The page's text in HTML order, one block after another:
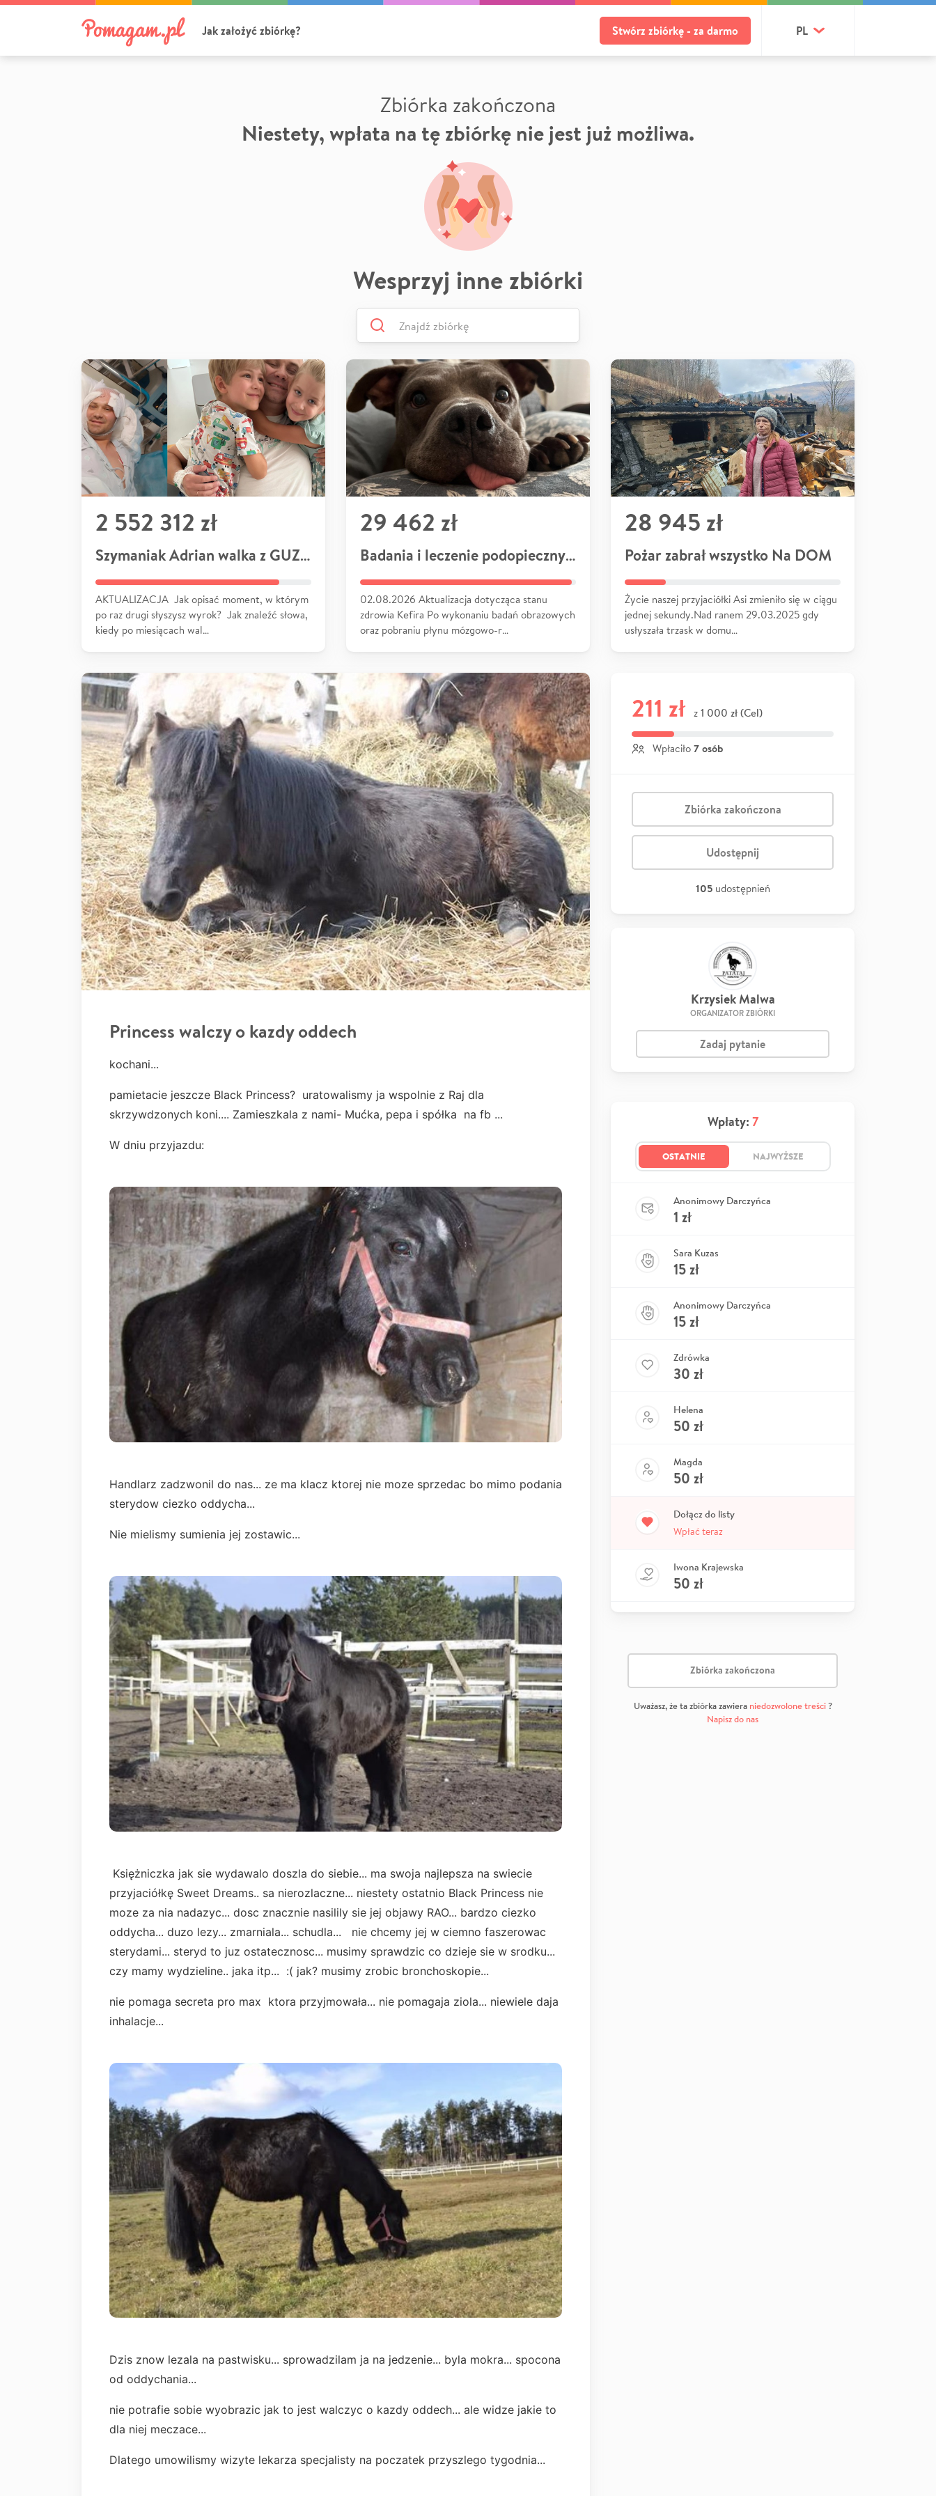
Jak założyć zbiórkę? Stwórz zbiórkę - za darmo PL
Zbiórka zakończona
Niestety, wpłata na tę zbiórkę nie jest już możliwa.
Wesprzyj inne zbiórki
2 552 312 zł
Szymaniak Adrian walka z GUZEM
AKTUALIZACJA Jak opisać moment, w którym
po raz drugi słyszysz wyrok? Jak znaleźć słowa,
kiedy po miesiącach wal…
29 462 zł
Badania i leczenie podopiecznych
02.08.2026 Aktualizacja dotycząca stanu
zdrowia Kefira Po wykonaniu badań obrazowych
oraz pobraniu płynu mózgowo-r…
28 945 zł
Pożar zabrał wszystko Na DOM
Życie naszej przyjaciółki Asi zmieniło się w ciągu
jednej sekundy.Nad ranem 29.03.2025 gdy
usłyszała trzask w domu…
Princess walczy o kazdy oddech
kochani...
pamietacie jeszcze Black Princess? uratowalismy ja wspolnie z Raj dla
skrzywdzonych koni.... Zamieszkala z nami- Mućka, pepa i spółka na fb ...
W dniu przyjazdu:
Handlarz zadzwonil do nas... ze ma klacz ktorej nie moze sprzedac bo mimo podania
sterydow ciezko oddycha...
Nie mielismy sumienia jej zostawic...
Księżniczka jak sie wydawalo doszla do siebie... ma swoja najlepsza na swiecie
przyjaciółkę Sweet Dreams.. sa nierozlaczne... niestety ostatnio Black Princess nie
moze za nia nadazyc... dosc znacznie nasilily sie jej objawy RAO... bardzo ciezko
oddycha... duzo lezy... zmarniala... schudla... nie chcemy jej w ciemno faszerowac
sterydami... steryd to juz ostatecznosc... musimy sprawdzic co dzieje sie w srodku...
czy mamy wydzieline.. jaka itp... :( jak? musimy zrobic bronchoskopie...
nie pomaga secreta pro max ktora przyjmowała... nie pomagaja ziola... niewiele daja
inhalacje...
Dzis znow lezala na pastwisku... sprowadzilam ja na jedzenie... byla mokra... spocona
od oddychania...
nie potrafie sobie wyobrazic jak to jest walczyc o kazdy oddech... ale widze jakie to
dla niej meczace...
Dlatego umowilismy wizyte lekarza specjalisty na poczatek przyszlego tygodnia...
211 zł z 1 000 zł (Cel)
Wpłaciło 7 osób
Zbiórka zakończona
Udostępnij
105 udostępnień
Krzysiek Malwa
ORGANIZATOR ZBIÓRKI
Zadaj pytanie
Wpłaty: 7
OSTATNIE NAJWYŻSZE
Anonimowy Darczyńca
1 zł
Sara Kuzas
15zł
Anonimowy Darczyńca
15zł
Zdrówka
30 zł
Helena
50 zł
Magda
50 zł
Dołącz do listy
Wpłać teraz
Iwona Krajewska
50 zł
Zbiórka zakończona
Uważasz, że ta zbiórka zawiera niedozwolone treści?
Napisz do nas